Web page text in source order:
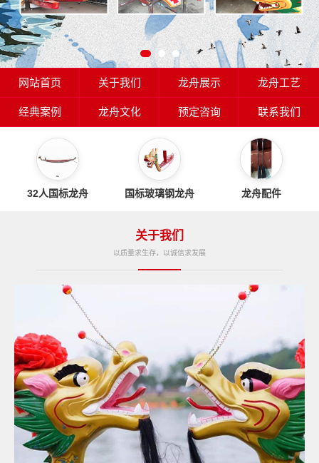
网站首页 关于我们 龙舟展示 龙舟工艺
经典案例 龙舟文化 预定咨询 联系我们
32人国标龙舟 国标玻璃钢龙舟 龙舟配件
关于我们
以质量求生存，以诚信求发展